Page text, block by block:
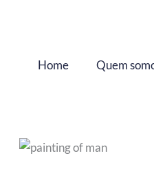
Home Quem